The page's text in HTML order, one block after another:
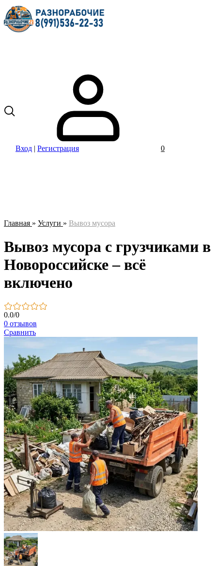
Вход | Регистрация 0
Главная » Услуги » Вывоз мусора
Вывоз мусора с грузчиками в
Новороссийске – всё
включено
0.0/0
0 отзывов
Сравнить